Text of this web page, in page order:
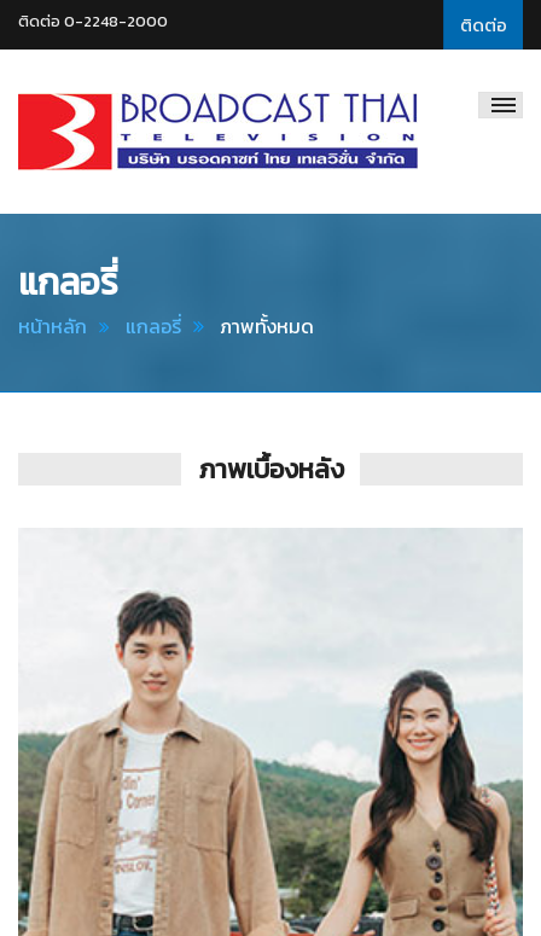
ติดต่อ
ติดต่อ 0-2248-2000
Thai
แกลอรี่
หน้าหลัก แกลอรี่ ภาพทั้งหมด
ภาพเบื้องหลัง